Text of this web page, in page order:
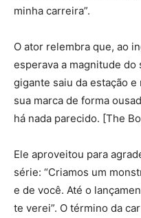
minha carreira”.
O ator relembra que, ao
esperava a magnitude do
gigante saiu da estação
sua marca de forma
há nada parecido. [The
Ele aproveitou para
série: “Criamos um
e de você. Até o
te verei”. O término da